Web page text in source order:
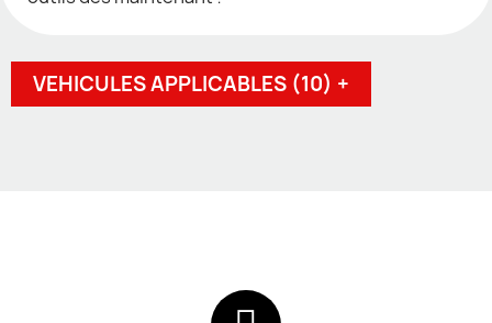
VEHICULES APPLICABLES (10) +